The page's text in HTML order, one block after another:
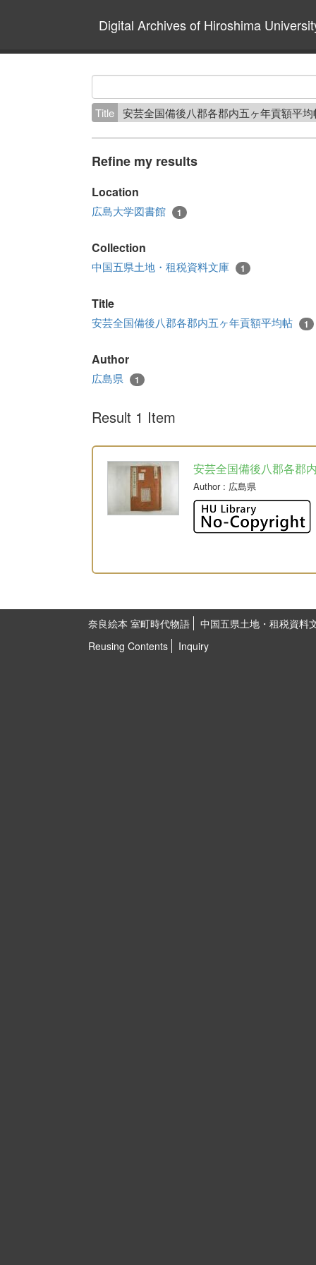
Digital Archives of Hiroshima
Title 安芸全国備後八郡各郡内五ヶ年貢額平
Refine my results
Location
広島大学図書館 1
Collection
中国五県土地・租税資料文庫 1
Title
安芸全国備後八郡各郡内五ヶ年貢額平均帖 1
Author
広島県 1
Result 1 Item
安芸全国備後八郡各郡
Author: 広島県
奈良絵本 室町時代物語
中国五県土地・租税資料
Reusing Contents
Inquiry